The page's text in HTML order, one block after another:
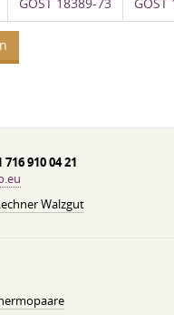
GOST 18389-73 GOST
716 910 04 21
Walzgut